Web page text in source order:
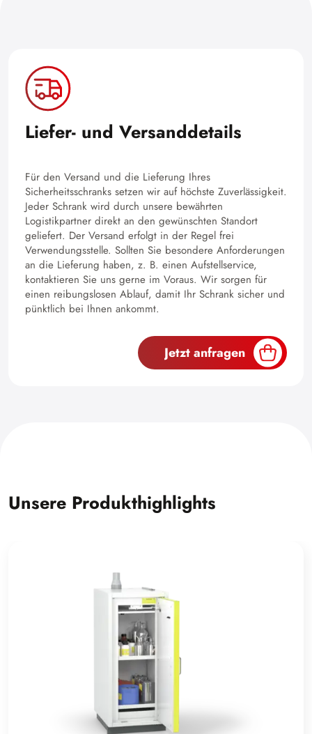
Liefer- und Versanddetails
Für den Versand und die Lieferung Ihres
Sicherheitsschranks setzen wir auf höchste Zuverlässigkeit.
Jeder Schrank wird durch unsere bewährten
Logistikpartner direkt an den gewünschten Standort
geliefert. Der Versand erfolgt in der Regel frei
Verwendungsstelle. Sollten Sie besondere Anforderungen
an die Lieferung haben, z. B. einen Aufstellservice,
kontaktieren Sie uns gerne im Voraus. Wir sorgen für
einen reibungslosen Ablauf, damit Ihr Schrank sicher und
pünktlich bei Ihnen ankommt.
Jetzt anfragen
Unsere Produkthighlights